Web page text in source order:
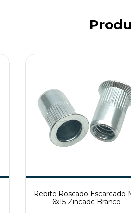
Rebite Roscado Escareado
6x15 Zincado Branco